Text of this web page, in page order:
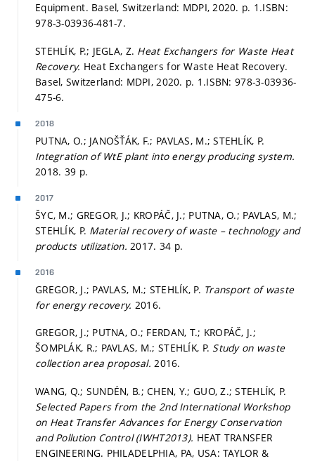
Equipment. Basel, Switzerland: MDPI, 2020. p. 1.ISBN:
978-3-03936-481-7.
STEHLÍK, P.; JEGLA, Z. Heat Exchangers for Waste Heat
Recovery. Heat Exchangers for Waste Heat Recovery.
Basel, Switzerland: MDPI, 2020. p. 1.ISBN: 978-3-03936-
475-6.
2018
PUTNA, O.; JANOŠŤÁK, F.; PAVLAS, M.; STEHLÍK, P.
Integration of WtE plant into energy producing system.
2018. 39 p.
2017
ŠYC, M.; GREGOR, J.; KROPÁČ, J.; PUTNA, O.; PAVLAS, M.;
STEHLÍK, P. Material recovery of waste – technology and
products utilization. 2017. 34 p.
2016
GREGOR, J.; PAVLAS, M.; STEHLÍK, P. Transport of waste
for energy recovery. 2016.
GREGOR, J.; PUTNA, O.; FERDAN, T.; KROPÁČ, J.;
ŠOMPLÁK, R.; PAVLAS, M.; STEHLÍK, P. Study on waste
collection area proposal.2016.
WANG, Q.; SUNDÉN, B.; CHEN, Y.; GUO, Z.; STEHLÍK, P.
Selected Papers from the 2nd International Workshop
on Heat Transfer Advances for Energy Conservation
and Pollution Control (IWHT2013). HEAT TRANSFER
ENGINEERING. PHILADELPHIA, PA, USA: TAYLOR &